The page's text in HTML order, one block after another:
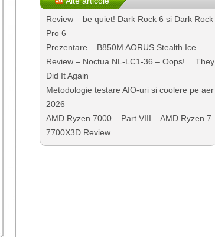
Review – be quiet! Dark Rock 6 si Dark Rock
Pro 6
Prezentare – B850M AORUS Stealth Ice
Review – Noctua NL-LC1-36 – Oops!… They
Did It Again
Metodologie testare AIO-uri si coolere pe aer
2026
AMD Ryzen 7000 – Part VIII – AMD Ryzen 7
7700X3D Review